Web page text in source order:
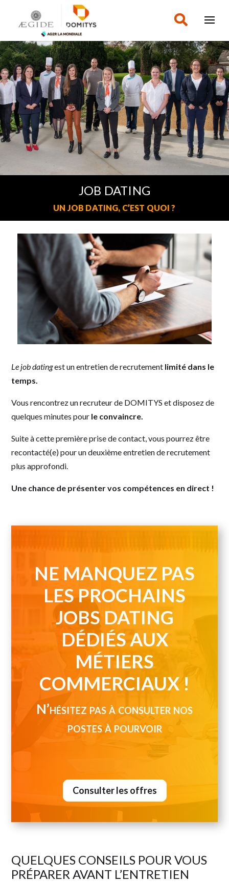
JOB DATING
UN JOB DATING, C’EST QUOI ?
Le job datingest un entretien de recrutement limité dans le
temps.
Vous rencontrez un recruteur de DOMITYS et disposez de
quelques minutes pour le convaincre.
Suite à cette première prise de contact, vous pourrez être
recontacté(e) pour un deuxième entretien de recrutement
plus approfondi.
Une chance de présenter vos compétences en direct !
NE MANQUEZ PAS
LES PROCHAINS
JOBS DATING
DÉDIÉS AUX
MÉTIERS
COMMERCIAUX !
N’hésitez pas à consulter nos
postes à pourvoir
Consulter les offres
QUELQUES CONSEILS POUR VOUS
PRÉPARER AVANT L’ENTRETIEN